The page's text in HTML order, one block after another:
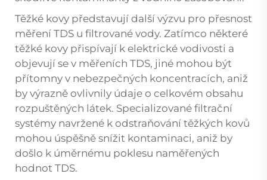
Těžké kovy představují další výzvu pro přesnost
měření TDS u filtrované vody. Zatímco některé
těžké kovy přispívají k elektrické vodivosti a
objevují se v měřeních TDS, jiné mohou být
přítomny v nebezpečných koncentracích, aniž
by výrazně ovlivnily údaje o celkovém obsahu
rozpuštěných látek. Specializované filtrační
systémy navržené k odstraňování těžkých kovů
mohou úspěšně snížit kontaminaci, aniž by
došlo k úměrnému poklesu naměřených
hodnot TDS.